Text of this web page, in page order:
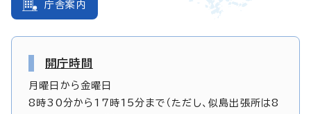
庁舎案内
開庁時間
月曜日から金曜日
8時30分から17時15分まで（ただし、似島出張所は8